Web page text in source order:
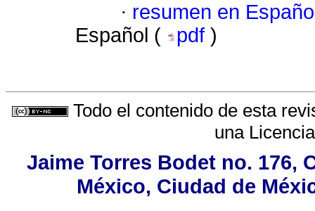
· resumen en
Español (
pdf )
Todo el contenido de esta
una
Jaime Torres Bodet no. 176,
México, Ciudad de